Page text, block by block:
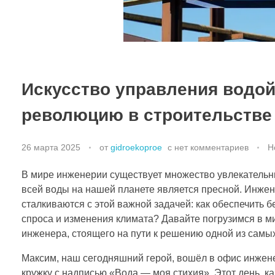
Искусство управления
революцию в строительстве
26 марта 2025 от gidroekoproe с нет комментариев
В мире инженерии существует множество
всей воды на нашей планете является пресной.
сталкиваются с этой важной задачей: как
спроса и изменения климата? Давайте погрузимся в
инженера, стоящего на пути к решению одной из
Максим, наш сегодняшний герой, вошёл в офис
кружку с надписью «Вода — моя стихия». Этот день,